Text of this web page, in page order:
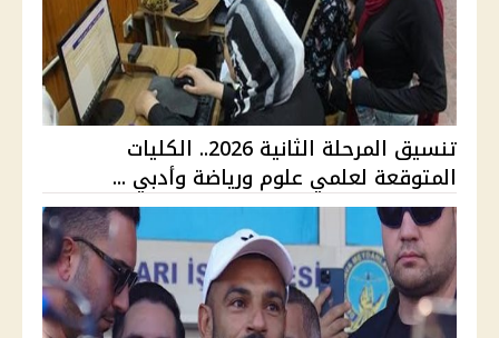
تنسيق المرحلة الثانية 2026.. الكليات
المتوقعة لعلمي علوم ورياضة وأدبي ...